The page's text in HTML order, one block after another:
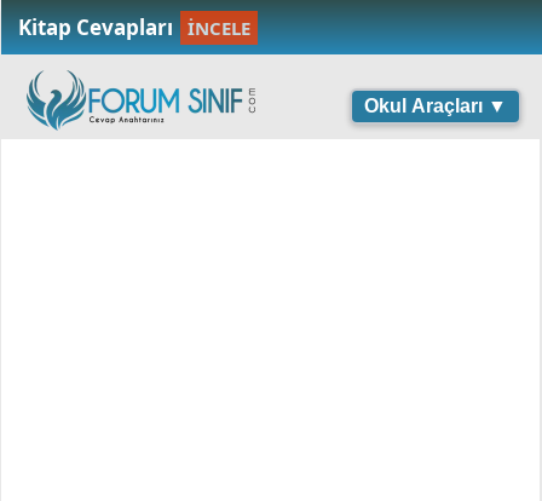
Kitap Cevapları İNCELE
Okul Araçları ▼